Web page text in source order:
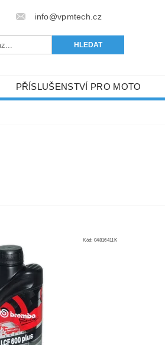
info@vpmtech.cz
PŘÍSLUŠENSTVÍ PRO MOTO
Kód: 04816411K